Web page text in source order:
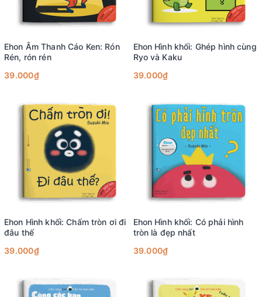
Ehon Âm Thanh Cáo Ken: Rón
Rén, rón rén
39.000₫
Ehon Hình khối: Ghép hình cùng
Ryo và Kaku
39.000₫
Ehon Hình khối: Chấm tròn ơi đi
đâu thế
39.000₫
Ehon Hình khối: Có phải hình
tròn là đẹp nhất
39.000₫